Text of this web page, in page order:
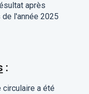
après
l'année 2025
:
circulaire a été